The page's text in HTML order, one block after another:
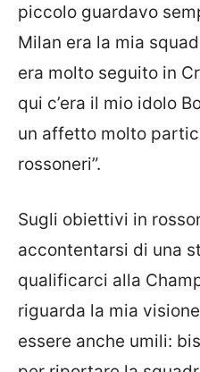
piccolo guardavo
Milan era la mia
era molto seguito in
qui c’era il mio idolo
un affetto molto
rossoneri”.
Sugli obiettivi in
accontentarsi di una
qualificarci alla
riguarda la mia
essere anche umili: